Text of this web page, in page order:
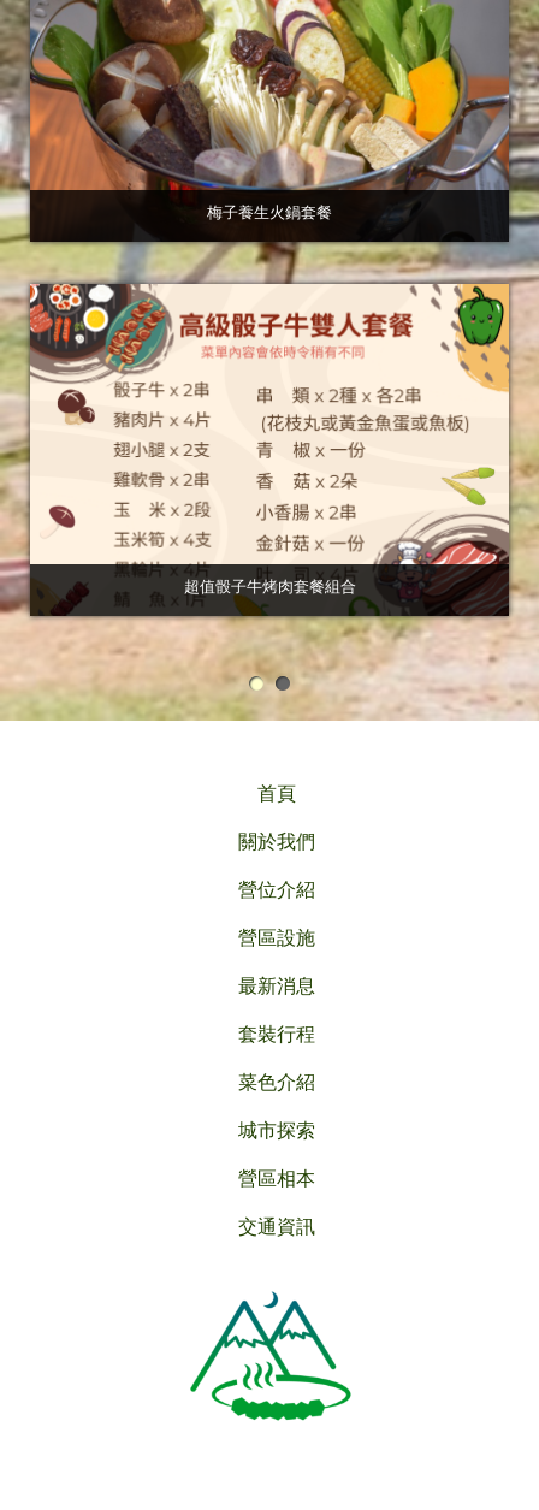
梅子養生火鍋套餐
超值骰子牛烤肉套餐組合
首頁
關於我們
營位介紹
營區設施
最新消息
套裝行程
菜色介紹
城市探索
營區相本
交通資訊